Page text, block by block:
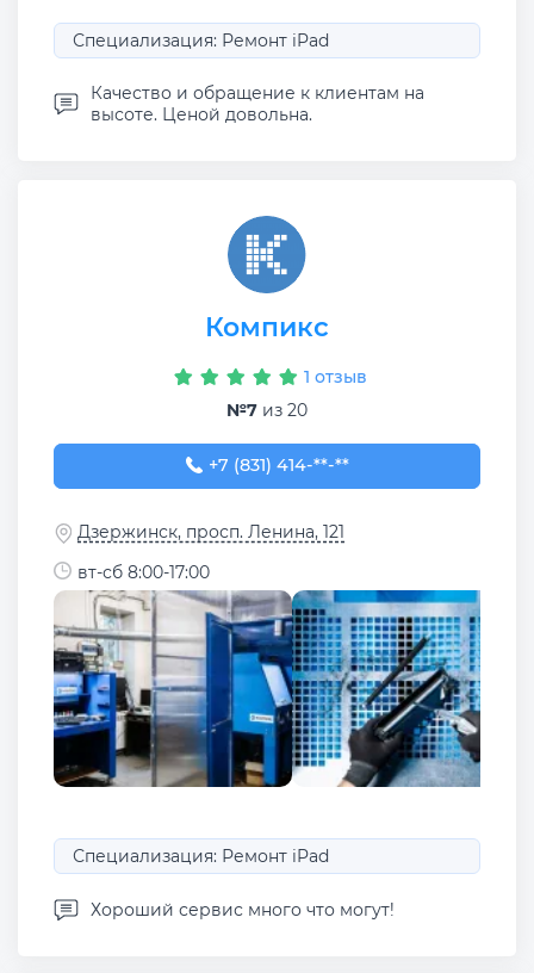
Специализация: Ремонт iPad
Качество и обращение к клиентам на
высоте. Ценой довольна.
Компикс
1 отзыв
№7 из 20
+7 (831) 414-10-41
+7 (831) 414-**-**
Дзержинск, просп. Ленина, 121
вт-сб 8:00-17:00
Специализация: Ремонт iPad
Хороший сервис много что могут!